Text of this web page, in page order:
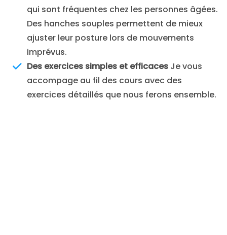
qui sont fréquentes chez les personnes âgées.
Des hanches souples permettent de mieux
ajuster leur posture lors de mouvements
imprévus.
Des exercices simples et efficaces Je vous
accompage au fil des cours avec des
exercices détaillés que nous ferons ensemble.